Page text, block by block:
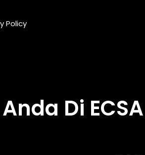
Policy
Di ECSA